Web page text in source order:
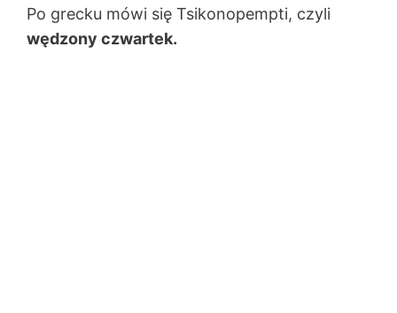
Po grecku mówi się Tsikonopempti, czyli
wędzony czwartek.